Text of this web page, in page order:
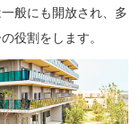
般にも開放され、 多
役割をします。